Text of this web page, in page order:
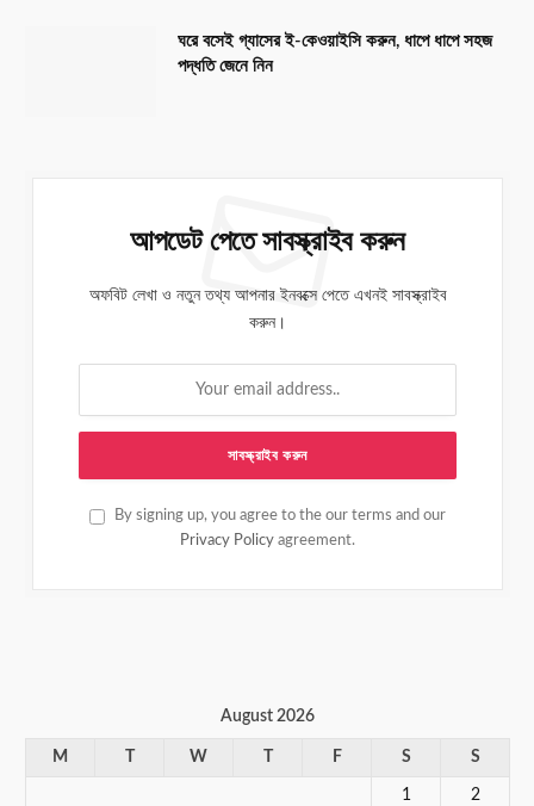
ঘরে বসেই গ্যাসের ই-কেওয়াইসি করুন, ধাপে ধাপে সহজ
পদ্ধতি জেনে নিন
আপডেট পেতে সাবস্ক্রাইব করুন
অফবিট লেখা ও নতুন তথ্য আপনার ইনবক্সে পেতে এখনই সাবস্ক্রাইব
করুন।
By signing up, you agree to the our terms and our
Privacy Policy agreement.
August 2026
M W F S S
1 2